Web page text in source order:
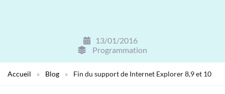
13/01/2016
Programmation
Accueil » Blog » Fin du support de Internet Explorer 8,9 et 10